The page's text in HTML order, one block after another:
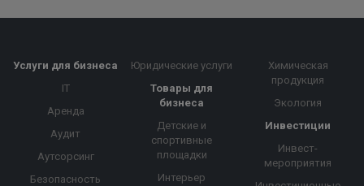
Услуги для бизнеса
IT
Аренда
Аудит
Аутсорсинг
Безопасность
Юридические услуги
Товары для
бизнеса
Детские и
спортивные
площадки
Интерьер
Химическая
продукция
Экология
Инвестиции
Инвест-
мероприятия